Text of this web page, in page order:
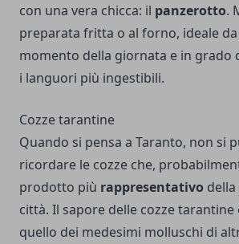
con una vera chicca: il panzerotto.
preparata fritta o al forno, ideale
momento della giornata e in grado
i languori più ingestibili.
Cozze tarantine
Quando si pensa a Taranto, non si
ricordare le cozze che,
prodotto più rappresentativo
città. Il sapore delle cozze tarantine
quello dei medesimi molluschi di